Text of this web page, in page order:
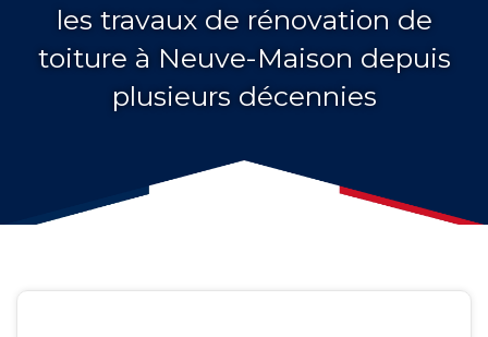
les travaux de rénovation de
toiture à Neuve-Maison depuis
plusieurs décennies